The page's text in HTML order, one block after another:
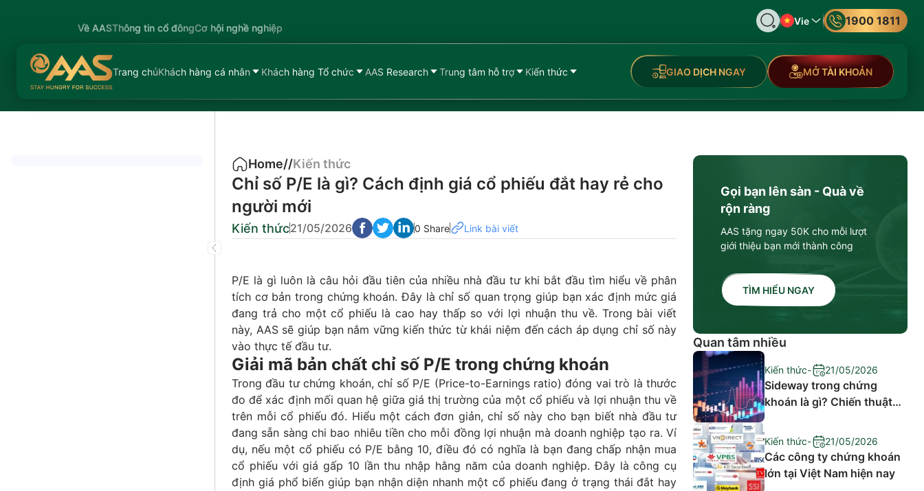
Về AASThông tin cổ đôngCơ hội nghề nghiệp
Vie 1900 1811
Trang chủKhách hàng cá nhân Khách hàng Tổ chức AAS Research Trung tâm hỗ trợ Kiến thức GIAO DỊCH NGAY MỞ TÀI KHOẢN
Home//Kiến thức
Chỉ số P/E là gì? Cách định giá cổ phiếu đắt hay rẻ cho
người mới
Kiến thức21/05/2026 0 Share Link bài viết
P/E là gì luôn là câu hỏi đầu tiên của nhiều nhà đầu tư khi bắt đầu tìm hiểu về phân
tích cơ bản trong chứng khoán. Đây là chỉ số quan trọng giúp bạn xác định mức giá
đang trả cho một cổ phiếu là cao hay thấp so với lợi nhuận thu về. Trong bài viết
này, AAS sẽ giúp bạn nắm vững kiến thức từ khái niệm đến cách áp dụng chỉ số này
vào thực tế đầu tư.
Giải mã bản chất chỉ số P/E trong chứng khoán
Trong đầu tư chứng khoán, chỉ số P/E (Price-to-Earnings ratio) đóng vai trò là thước
đo để xác định mối quan hệ giữa giá thị trường của một cổ phiếu và lợi nhuận thu về
trên mỗi cổ phiếu đó. Hiểu một cách đơn giản, chỉ số này cho bạn biết nhà đầu tư
đang sẵn sàng chi bao nhiêu tiền cho mỗi đồng lợi nhuận mà doanh nghiệp tạo ra. Ví
dụ, nếu một cổ phiếu có P/E bằng 10, điều đó có nghĩa là bạn đang chấp nhận mua
cổ phiếu với giá gấp 10 lần thu nhập hằng năm của doanh nghiệp. Đây là công cụ
định giá phổ biến giúp bạn nhận diện nhanh một cổ phiếu đang ở trạng thái đắt hay
Gọi bạn lên sàn - Quà về
rộn ràng
AAS tặng ngay 50K cho mỗi lượt
giới thiệu bạn mới thành công
TÌM HIỂU NGAY
Quan tâm nhiều
Kiến thức- 21/05/2026
Sideway trong chứng
khoán là gì? Chiến thuật
Kiến thức- 21/05/2026
Các công ty chứng khoán
lớn tại Việt Nam hiện nay